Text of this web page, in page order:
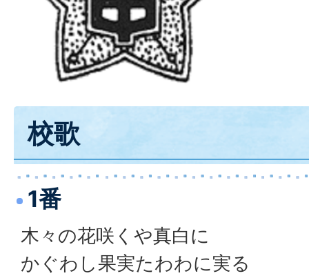
校歌
1番
木々の花咲くや真白に
かぐわし果実たわわに実る